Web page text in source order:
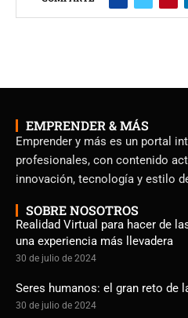
EMPRENDER & MÁS
Emprender y más es un portal
profesionales, con contenido
innovación, tecnología y estilo
SOBRE NOSOTROS
Realidad Virtual para hacer de
una experiencia más llevadera
30 de julio de 2024
Seres humanos: el gran reto de
30 de julio de 2024